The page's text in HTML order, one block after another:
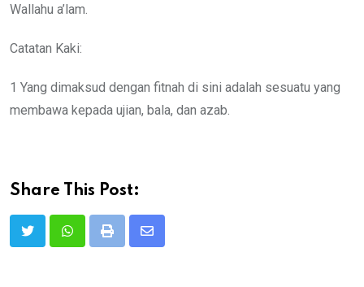
Wallahu a’lam.
Catatan Kaki:
1 Yang dimaksud dengan fitnah di sini adalah sesuatu yang
membawa kepada ujian, bala, dan azab.
Share This Post:
Print
Share